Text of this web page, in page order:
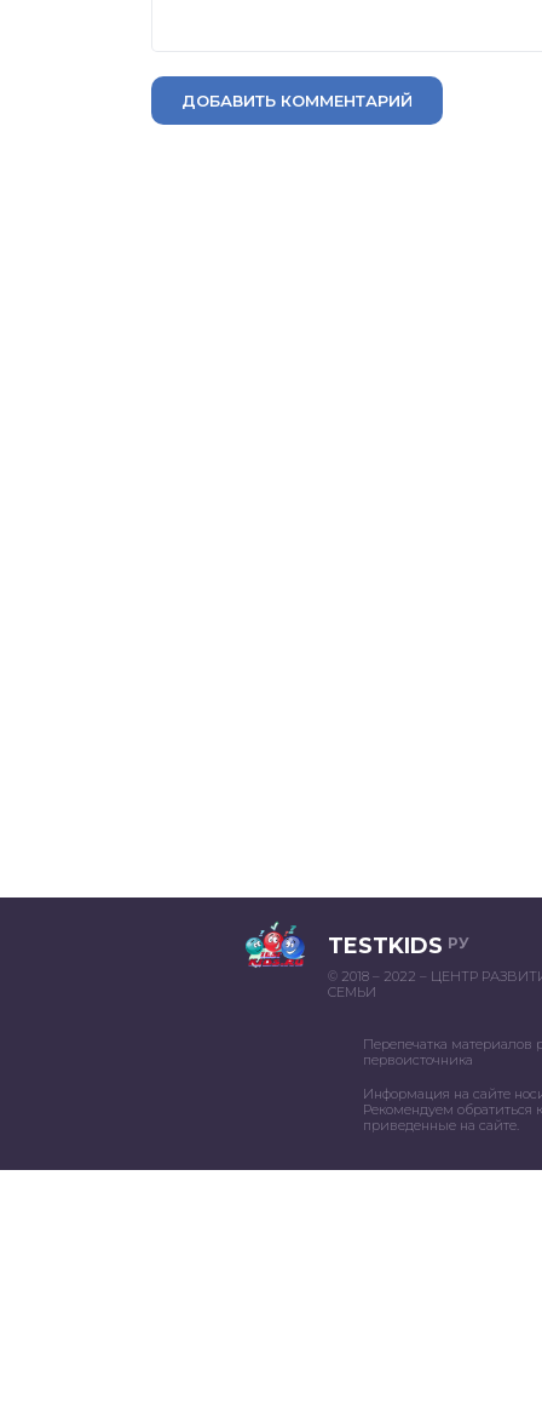
ДОБАВИТЬ КОММЕНТАРИЙ
TESTKIDS РУ
© 2018 – 2022 – ЦЕНТР
СЕМЬИ
Перепечатка материалов
первоисточника
Информация на сайте
Рекомендуем обратиться
приведенные на сайте.